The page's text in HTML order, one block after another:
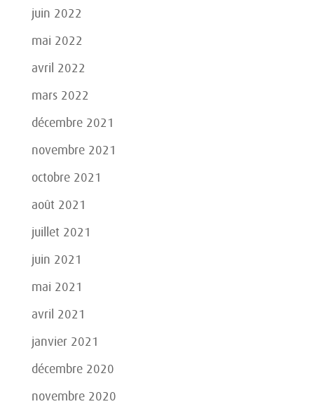
juin 2022
mai 2022
avril 2022
mars 2022
décembre 2021
novembre 2021
octobre 2021
août 2021
juillet 2021
juin 2021
mai 2021
avril 2021
janvier 2021
décembre 2020
novembre 2020